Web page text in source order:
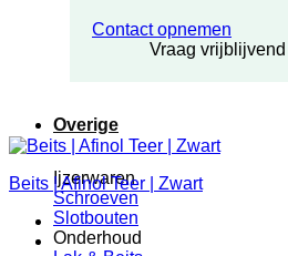
Contact opnemen
Vraag
Overige
Ijzerwaren
Schroeven
Slotbouten
Onderhoud
Beits | Afinol Teer | Zwart